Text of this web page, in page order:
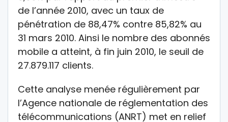
de l’année 2010, avec un taux de
pénétration de 88,47% contre 85,82% au
31 mars 2010. Ainsi le nombre des abonnés
mobile a atteint, à fin juin 2010, le seuil de
27.879.117 clients.
Cette analyse menée régulièrement par
l’Agence nationale de réglementation des
télécommunications (ANRT) met en relief